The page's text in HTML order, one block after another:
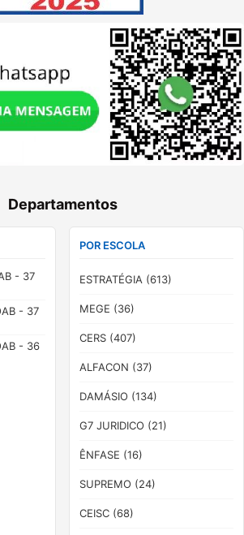
Departamentos
- 37
- 37
- 36
POR ESCOLA
ESTRATÉGIA (613)
MEGE (36)
CERS (407)
ALFACON (37)
DAMÁSIO (134)
G7 JURIDICO (21)
ÊNFASE (16)
SUPREMO (24)
CEISC (68)